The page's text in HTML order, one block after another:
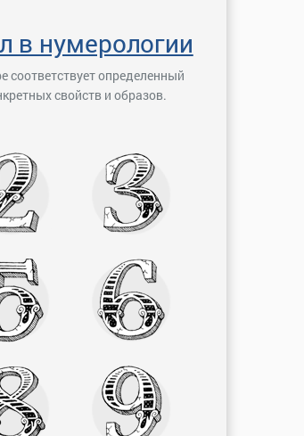
в нумерологии
соответствует определенный
свойств и образов.